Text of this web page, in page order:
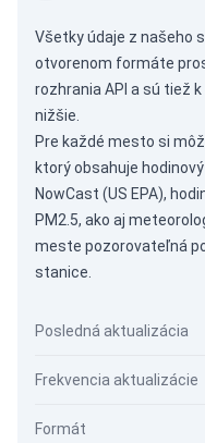
Všetky údaje z našeho
otvorenom formáte
rozhrania API a sú tiež
nižšie.
Pre každé mesto si
ktorý obsahuje
NowCast (US EPA),
PM2.5, ako aj
meste pozorovateľná
stanice.
Posledná aktualizácia
Frekvencia aktualizácie
Formát